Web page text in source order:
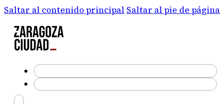
Saltar al contenido principal Saltar al pie de página